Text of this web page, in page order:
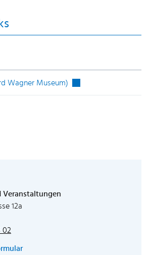
Wagner Museum)
Veranstaltungen
12a
02